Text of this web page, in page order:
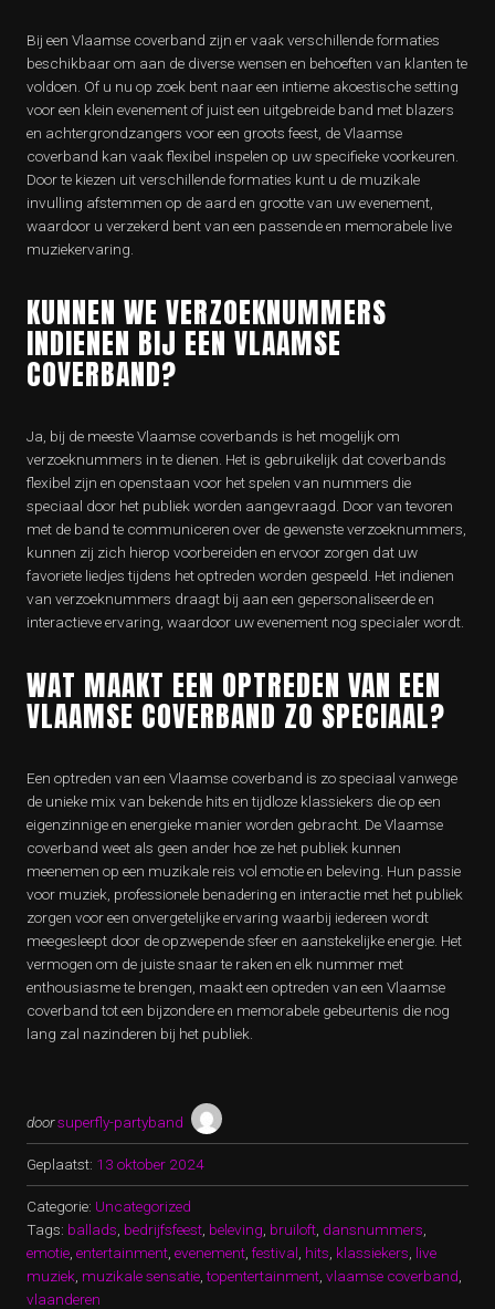
Bij een Vlaamse coverband zijn er vaak verschillende formaties
beschikbaar om aan de diverse wensen en behoeften van klanten te
voldoen. Of u nu op zoek bent naar een intieme akoestische setting
voor een klein evenement of juist een uitgebreide band met blazers
en achtergrondzangers voor een groots feest, de Vlaamse
coverband kan vaak flexibel inspelen op uw specifieke voorkeuren.
Door te kiezen uit verschillende formaties kunt u de muzikale
invulling afstemmen op de aard en grootte van uw evenement,
waardoor u verzekerd bent van een passende en memorabele live
muziekervaring.
KUNNEN WE VERZOEKNUMMERS
INDIENEN BIJ EEN VLAAMSE
COVERBAND?
Ja, bij de meeste Vlaamse coverbands is het mogelijk om
verzoeknummers in te dienen. Het is gebruikelijk dat coverbands
flexibel zijn en openstaan voor het spelen van nummers die
speciaal door het publiek worden aangevraagd. Door van tevoren
met de band te communiceren over de gewenste verzoeknummers,
kunnen zij zich hierop voorbereiden en ervoor zorgen dat uw
favoriete liedjes tijdens het optreden worden gespeeld. Het indienen
van verzoeknummers draagt bij aan een gepersonaliseerde en
interactieve ervaring, waardoor uw evenement nog specialer wordt.
WAT MAAKT EEN OPTREDEN VAN EEN
VLAAMSE COVERBAND ZO SPECIAAL?
Een optreden van een Vlaamse coverband is zo speciaal vanwege
de unieke mix van bekende hits en tijdloze klassiekers die op een
eigenzinnige en energieke manier worden gebracht. De Vlaamse
coverband weet als geen ander hoe ze het publiek kunnen
meenemen op een muzikale reis vol emotie en beleving. Hun passie
voor muziek, professionele benadering en interactie met het publiek
zorgen voor een onvergetelijke ervaring waarbij iedereen wordt
meegesleept door de opzwepende sfeer en aanstekelijke energie. Het
vermogen om de juiste snaar te raken en elk nummer met
enthousiasme te brengen, maakt een optreden van een Vlaamse
coverband tot een bijzondere en memorabele gebeurtenis die nog
lang zal nazinderen bij het publiek.
doorsuperfly-partyband
Geplaatst: 13 oktober 2024
Categorie: Uncategorized
Tags: ballads bedrijfsfeest beleving bruiloft dansnummers
emotie entertainment evenement festival hits klassiekers live
muziek muzikale sensatie ,topentertainment vlaamse coverband
vlaanderen